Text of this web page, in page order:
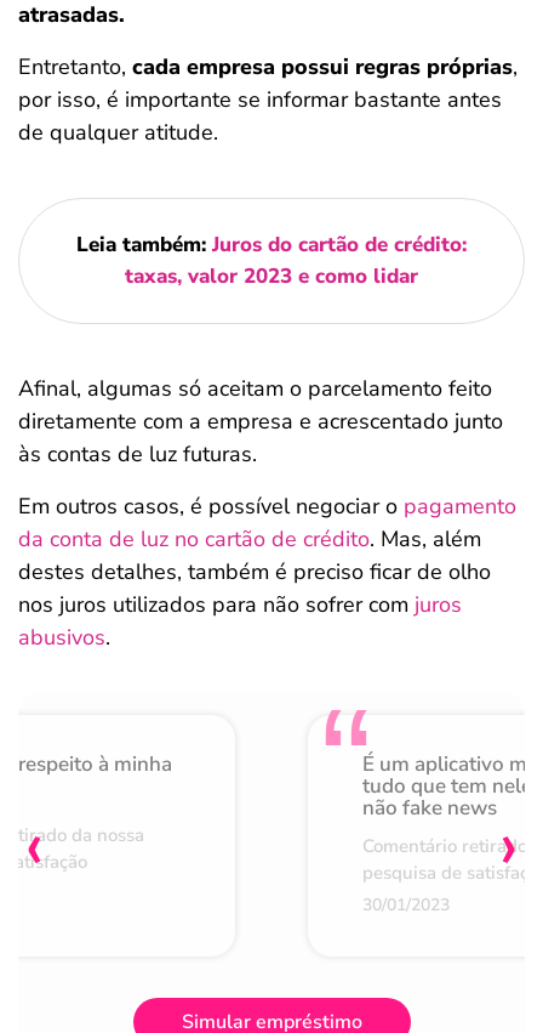
atrasadas.
Entretanto, cada empresa possui regras próprias,
por isso, é importante se informar bastante antes
de qualquer atitude.
Leia também:Juros do cartão de crédito:
taxas, valor 2023 e como lidar
Afinal, algumas só aceitam o parcelamento feito
diretamente com a empresa e acrescentado junto
às contas de luz futuras.
Em outros casos, é possível negociar o pagamento
da conta de luz no cartão de crédito. Mas, além
destes detalhes, também é preciso ficar de olho
nos juros utilizados para não sofrer com juros
abusivos.
respeito à minha
da nossa
É um aplicativo
tudo que tem nele
não fake news
Comentário retirado
pesquisa de
30/01/2023
‹ ›
Simular empréstimo